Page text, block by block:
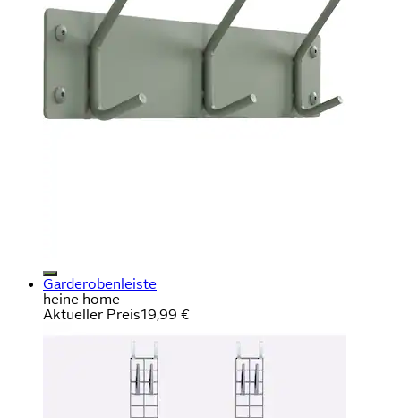
Garderobenleiste
heine home
Aktueller Preis19,99 €